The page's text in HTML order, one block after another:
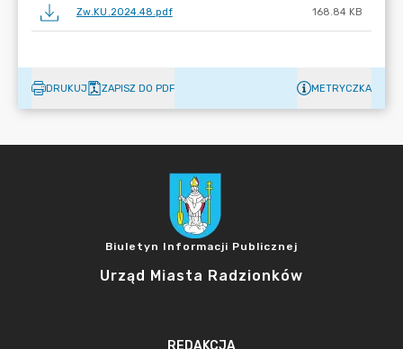
Zw.KU.2024.48.pdf 168.84 KB
DRUKUJ ZAPISZ DO PDF METRYCZKA
Biuletyn Informacji Publicznej
Urząd Miasta Radzionków
REDAKCJA